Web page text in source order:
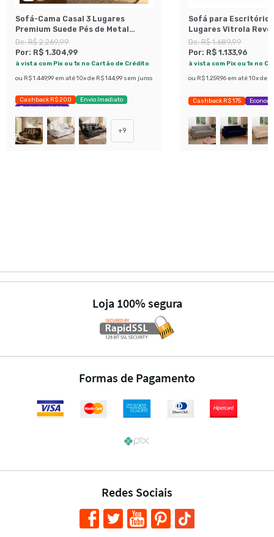
Sofá-Cama Casal 3 Lugares
Premium Suede Pés de Metal
Preto
De:R$ 2.269,99
Por: R$ 1.304,99
à vista com Pix ou 1x no Cartão de Crédito
ou R$ 1.449,99 em até 10x de R$ 144,99 sem juros
Cashback R$ 200
Envio Imediato
Exclusivo Mobly
+9
Sofá para Escritório
Lugares Vitrola
Sintético Café
De:R$ 1.689,99
Por: R$ 1.133,96
à vista com Pix ou 1x no
ou R$ 1.259,96 em até 10x de
Cashback R$ 175